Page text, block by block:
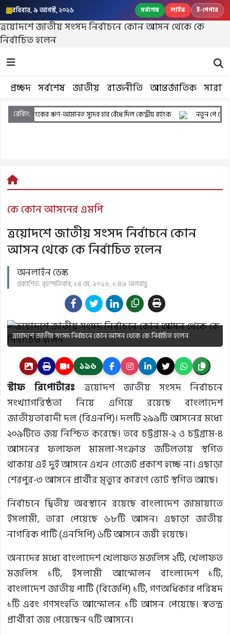
রবিবার, ৯ আগস্ট, ২০২৬ সর্বশেষ লাইভ ই-পেপার
ত্রয়োদশে জাতীয় সংসদ নির্বাচনে কোন আসন থেকে কে
নির্বাচিত হলেন
প্রচ্ছদ সর্বশেষ জাতীয় রাজনীতি আন্তর্জাতিক
ব্রেকিং:
আমানত সুদের হার বেঁধে দিল কেন্দ্রীয় ব্যাংক নতুন পে স্কেলে থাকছে যেসকল
কে কোন আসনের এমপি
ত্রয়োদশে জাতীয় সংসদ নির্বাচনে কোন
আসন থেকে কে নির্বাচিত হলেন
অনলাইন ডেস্ক
প্রকাশিত: বৃহস্পতিবার, ১৪ মে, ২০২৬, ১:৪৯ অপরাহ্ণ
ত্রয়োদশে জাতীয় সংসদ নির্বাচনে কোন আসন থেকে কে নির্বাচিত হলেন
১৯৬
স্টাফ রিপোর্টারঃ ত্রয়োদশ জাতীয় সংসদ নির্বাচনে
সংখ্যাগরিষ্ঠতা নিয়ে এগিয়ে রয়েছে বাংলাদেশ
জাতীয়তাবাদী দল (বিএনপি)। দলটি ২৯৯টি আসনের মধ্যে
২০৯টিতে জয় নিশ্চিত করেছে। তবে চট্টগ্রাম-২ ও চট্টগ্রাম-৪
আসনের ফলাফল মামলা-সংক্রান্ত জটিলতায় স্থগিত
থাকায় এই দুই আসনে এখন গেজেট প্রকাশ হচ্ছে না। এছাড়া
শেরপুর-৩ আসনে প্রার্থীর মৃত্যুর কারণে ভোট স্থগিত আছে।
নির্বাচনে দ্বিতীয় অবস্থানে রয়েছে বাংলাদেশ জামায়াতে
ইসলামী, তারা পেয়েছে ৬৮টি আসন। এছাড়া জাতীয়
নাগরিক পার্টি (এনসিপি) ৬টি আসনে জয়ী হয়েছে।
অন্যদের মধ্যে বাংলাদেশ খেলাফত মজলিস ২টি, খেলাফত
মজলিস ১টি, ইসলামী আন্দোলন বাংলাদেশ ১টি,
বাংলাদেশ জাতীয় পার্টি (বিজেপি) ১টি, গণঅধিকার পরিষদ
১টি এবং গণসংহতি আন্দোলন ১টি আসন পেয়েছে। স্বতন্ত্র
প্রার্থীরা জয় পেয়েছেন ৭টি আসনে।